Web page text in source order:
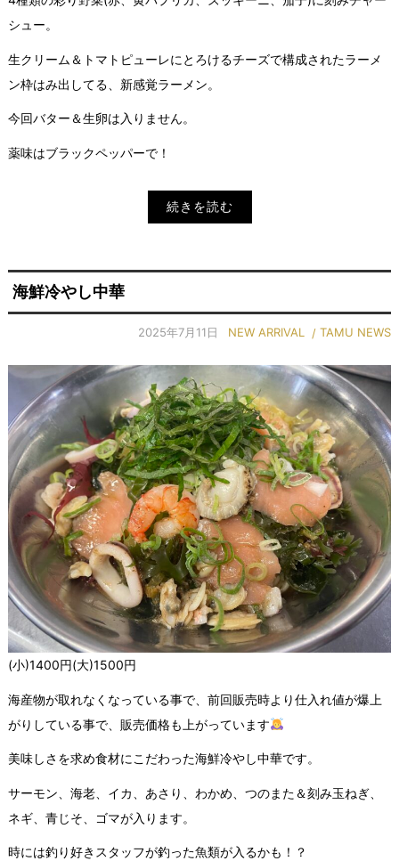
シュー。
生クリーム＆トマトピューレにとろけるチーズで構成されたラーメ
ン枠はみ出してる、新感覚ラーメン。
今回バター＆生卵は入りません。
薬味はブラックペッパーで！
続きを読む
海鮮冷やし中華
2025年7月11日 NEW ARRIVAL TAMU NEWS
(小)1400円(大)1500円
海産物が取れなくなっている事で、前回販売時より仕入れ値が爆上
がりしている事で、販売価格も上がっています
美味しさを求め食材にこだわった海鮮冷やし中華です。
サーモン、海老、イカ、あさり、わかめ、つのまた＆刻み玉ねぎ、
ネギ、青じそ、ゴマが入ります。
時には釣り好きスタッフが釣った魚類が入るかも！？